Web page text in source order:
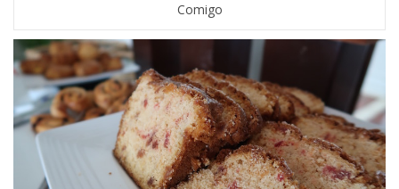
Comigo